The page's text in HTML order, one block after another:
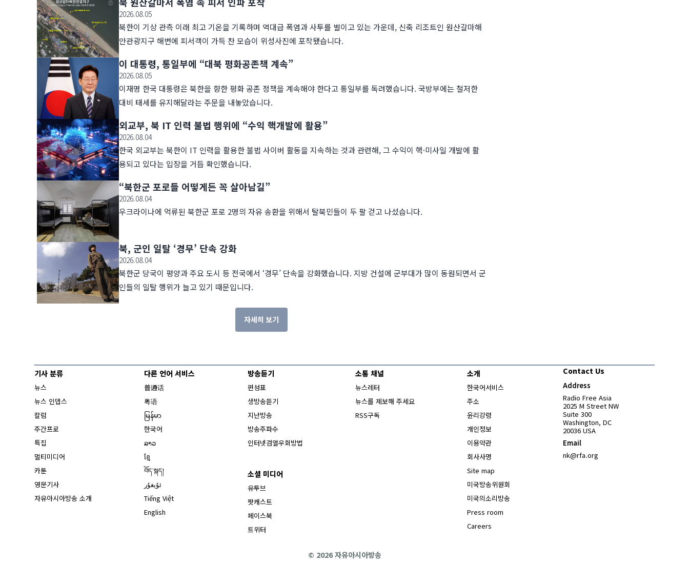
2026.08.05
북한이 기상 관측 이래 최고 기온을 기록하며 역대급 폭염과 사투를 벌이고 있는 가운데, 신축 리조트인 원산갈마해
안관광지구 해변에 피서객이 가득 찬 모습이 위성사진에 포착됐습니다.
이 대통령, 통일부에 “대북 평화공존책 계속”
2026.08.05
이재명 한국 대통령은 북한을 향한 평화 공존 정책을 계속해야 한다고 통일부를 독려했습니다. 국방부에는 철저한
대비 태세를 유지해달라는 주문을 내놓았습니다.
외교부, 북 IT 인력 불법 행위에 “수익 핵개발에 활용”
2026.08.04
한국 외교부는 북한이 IT 인력을 활용한 불법 사이버 활동을 지속하는 것과 관련해, 그 수익이 핵·미사일 개발에 활
용되고 있다는 입장을 거듭 확인했습니다.
“북한군 포로들 어떻게든 꼭 살아남길”
2026.08.04
우크라이나에 억류된 북한군 포로 2명의 자유 송환을 위해서 탈북민들이 두 팔 걷고 나섰습니다.
북, 군인 일탈 ‘경무’ 단속 강화
2026.08.04
북한군 당국이 평양과 주요 도시 등 전국에서 ‘경무’ 단속을 강화했습니다. 지방 건설에 군부대가 많이 동원되면서 군
인들의 일탈 행위가 늘고 있기 때문입니다.
이 주제에 대한 스토리 더 보기
자세히 보기
기사 분류
뉴스
뉴스 인뎁스
칼럼
주간프로
특집
멀티미디어
카툰
영문기사
자유아시아방송 소개
다른 언어 서비스
普通话
粤语
မြန်မာ
한국어
ລາວ
ខ្មែ
བོད་སྐད།
ئۇيغۇر
Tiếng Việt
English
방송듣기
편성표
생방송듣기
지난방송
방송주파수
인터넷검열우회방법
소셜 미디어
유투브
팟캐스트
페이스북
트위터
소통 채널
뉴스레터
뉴스를 제보해 주세요
RSS구독
소개
한국어서비스
주소
윤리강령
개인정보
이용약관
회사사명
Site map
미국방송위원회
미국의소리방송
Press room
Careers
Contact Us
Address
Radio Free Asia
2025 M Street NW
Suite 300
Washington, DC
20036 USA
Email
nk@rfa.org
© 2026 자유아시아방송